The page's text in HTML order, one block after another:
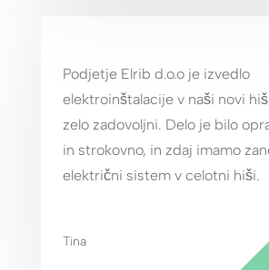
Podjetje Elrib d.o.o je izvedlo
elektroinštalacije v naši novi
zelo zadovoljni. Delo je bilo
in strokovno, in zdaj imamo
električni sistem v celotni hiši.
Tina